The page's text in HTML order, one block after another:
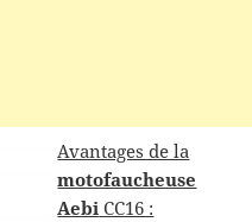
Avantages de la
motofaucheuse
Aebi CC16 :